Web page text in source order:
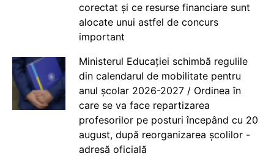
corectat și ce resurse financiare sunt
alocate unui astfel de concurs
important
Ministerul Educației schimbă regulile
din calendarul de mobilitate pentru
anul școlar 2026-2027 / Ordinea în
care se va face repartizarea
profesorilor pe posturi începând cu 20
august, după reorganizarea școlilor -
adresă oficială